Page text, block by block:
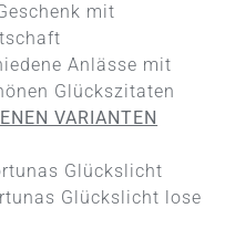
mit
Anlässe mit
Glückszitaten
VARIANTEN
Glückslicht
Glückslicht lose